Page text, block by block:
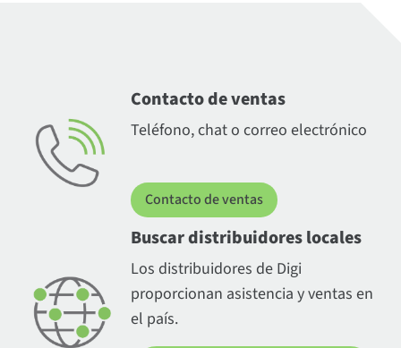
Contacto de ventas
Teléfono, chat o correo electrónico
Contacto de ventas
Buscar distribuidores locales
Los distribuidores de Digi
proporcionan asistencia y ventas en
el país.